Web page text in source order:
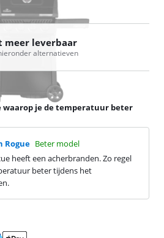
meer leverbaar
alternatieven
waarop je de temperatuur beter
Rogue Beter model
heeft een acherbranden. Zo regel
beter tijdens het